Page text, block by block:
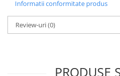
Informatii conformitate produs
Review-uri(0)
PRODUSE